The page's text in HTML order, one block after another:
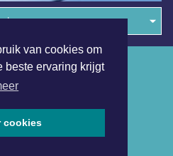
van cookies om
beste ervaring krijgt
cookies